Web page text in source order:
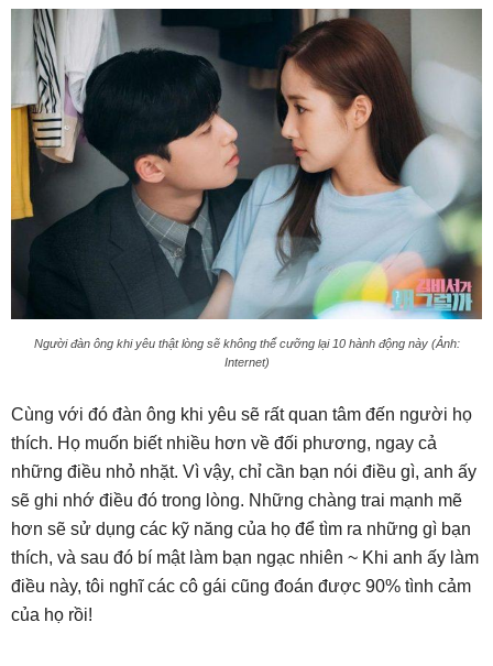
Người đàn ông khi yêu thật lòng sẽ không thể cưỡng lại 10 hành động này (Ảnh:
Internet)
Cùng với đó đàn ông khi yêu sẽ rất quan tâm đến người họ
thích. Họ muốn biết nhiều hơn về đối phương, ngay cả
những điều nhỏ nhặt. Vì vậy, chỉ cần bạn nói điều gì, anh ấy
sẽ ghi nhớ điều đó trong lòng. Những chàng trai mạnh mẽ
hơn sẽ sử dụng các kỹ năng của họ để tìm ra những gì bạn
thích, và sau đó bí mật làm bạn ngạc nhiên ~ Khi anh ấy làm
điều này, tôi nghĩ các cô gái cũng đoán được 90% tình cảm
của họ rồi!